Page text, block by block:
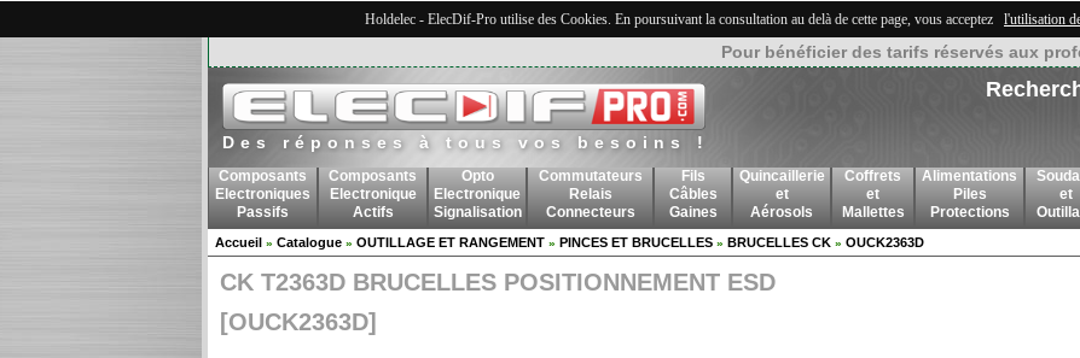
Holdelec - ElecDif-Pro utilise des Cookies. En poursuivant la consultation au delà de cette page, vous acceptez l'utilisation
Pour bénéficier des tarifs réservés aux
Des réponses à tous vos besoins !
Composants
Electroniques
Passifs
Composants
Electronique
Actifs
Opto
Electronique
Signalisation
Commutateurs
Relais
Connecteurs
Fils
Câbles
Gaines
Quincaillerie
et
Aérosols
Coffrets
et
Mallettes
Alimentations
Piles
Protections
et
Accueil » Catalogue » OUTILLAGE ET RANGEMENT » PINCES ET BRUCELLES » BRUCELLES CK » OUCK2363D
CK T2363D BRUCELLES POSITIONNEMENT ESD
[OUCK2363D]